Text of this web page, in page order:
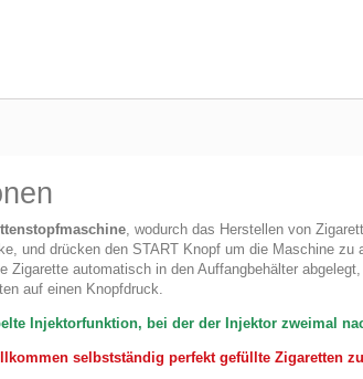
, wodurch das Herstellen von
und drücken den START Knopf um die Maschine
automatisch in den Auffangbehälter
auf einen Knopfdruck.
Injektorfunktion, bei der der Injektor zweimal
selbstständig perfekt gefüllte Zigaretten zu